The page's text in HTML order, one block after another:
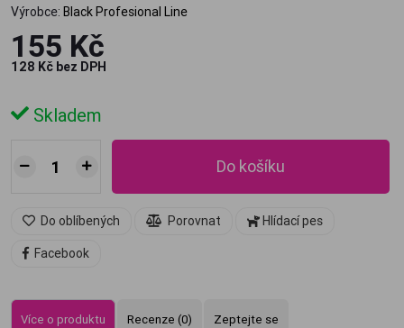
Výrobce: Black Profesional Line
155 Kč
128 Kč bez DPH
Skladem
Do košíku
Do oblíbených Porovnat
Hlídací pes
Facebook
Více o produktu Recenze (0) Zeptejte se